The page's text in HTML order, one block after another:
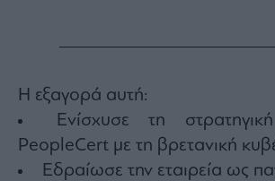
Η εξαγορά αυτή:
Ενίσχυσε τη
PeopleCert με τη βρετανική
Εδραίωσε την εταιρεία ως